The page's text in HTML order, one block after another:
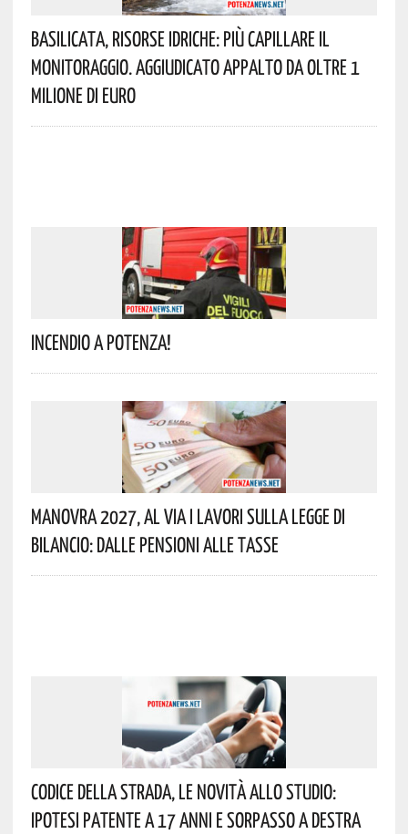
Basilicata, Risorse Idriche: Più Capillare Il
Monitoraggio. Aggiudicato Appalto Da Oltre 1
Milione Di Euro
Incendio A Potenza!
Manovra 2027, Al Via I Lavori Sulla Legge Di
Bilancio: Dalle Pensioni Alle Tasse
Codice Della Strada, Le Novità Allo Studio:
Ipotesi Patente A 17 Anni E Sorpasso A Destra